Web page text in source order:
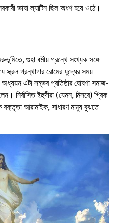
ভাষা ল্যাটিন ছিল অংশ হয়ে ওঠে।
গুহা ধর্মীয় গ্রন্থে সংখ্যক সঙ্গে
স্ক্রল গ্রন্থাগার রোমের যুদ্ধের সময়
এটা সম্ভব প্রতিষ্ঠার ঘোষণা সমাজ-
নির্বাসিত ইহুদীরা (যেমন, মিসরে) গ্রিক
বক্তৃতা আরামাইক, সাধারণ মানুষ বুঝতে